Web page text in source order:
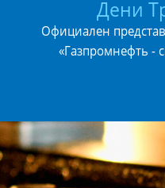
Дени
Официален
«Газпромнефть -